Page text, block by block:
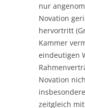
nur
Novation
hervortritt
Kammer
eindeutigen
Novation
zeitgleich